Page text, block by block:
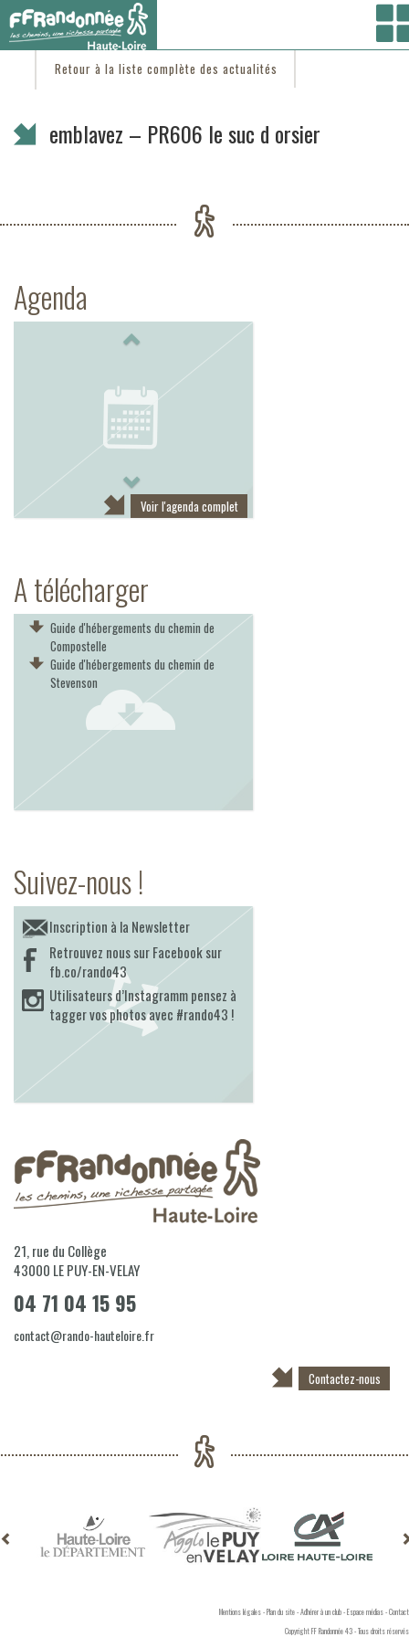
Vous êtes ici :Accueil/C'est d'actu
Retour à la liste complète des actualités
emblavez – PR606 le suc d orsier
Agenda
Voir l'agenda complet
A télécharger
Guide d'hébergements du chemin de
Compostelle
Guide d'hébergements du chemin de
Stevenson
Suivez-nous !
Inscription à la Newsletter
Retrouvez nous sur Facebook sur
fb.co/rando43
Utilisateurs d’Instagramm pensez à
tagger vos photos avec #rando43 !
21, rue du Collège
43000 LE PUY-EN-VELAY
04 71 04 15 95
contact@rando-hauteloire.fr
Contactez-nous
Mentions légales-Plan du site-Adhérer à un club-Espace médias-Contact
Copyright FF Randonnée 43 - Tous droits réservés